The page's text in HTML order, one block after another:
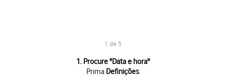
1 de 5
1. Procure "Data e hora"
Prima Definições.